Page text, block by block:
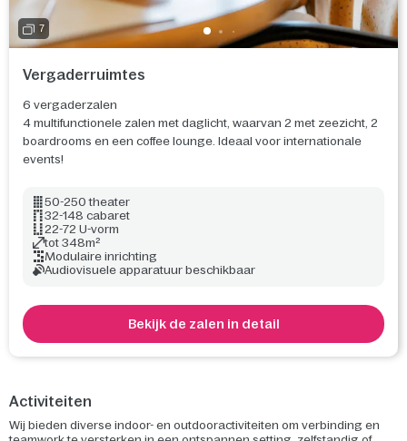
7
Vergaderruimtes
6 vergaderzalen
4 multifunctionele zalen met daglicht, waarvan 2 met zeezicht, 2
boardrooms en een coffee lounge. Ideaal voor internationale
events!
50-250 theater
32-148 cabaret
22-72 U-vorm
tot 348m²
Modulaire inrichting
Audiovisuele apparatuur beschikbaar
Bekijk de zalen in detail
Activiteiten
Wij bieden diverse indoor- en outdooractiviteiten om verbinding en